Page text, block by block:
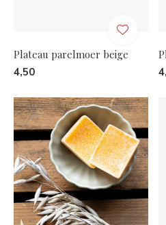
Plateau parelmoer beige
4,50